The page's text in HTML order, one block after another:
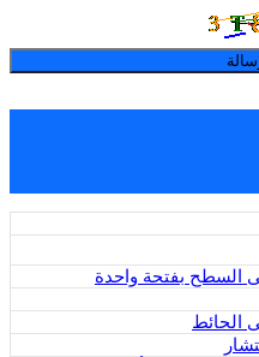
بفتحة واحدة
الحائط